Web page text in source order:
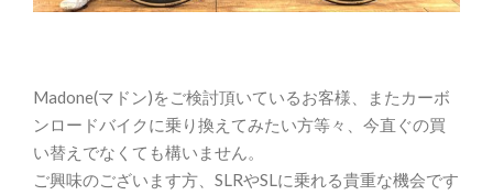
Madone(マドン)をご検討頂いているお客様、またカーボ
ンロードバイクに乗り換えてみたい方等々、今直ぐの買
い替えでなくても構いません。
ご興味のございます方、SLRやSLに乗れる貴重な機会です